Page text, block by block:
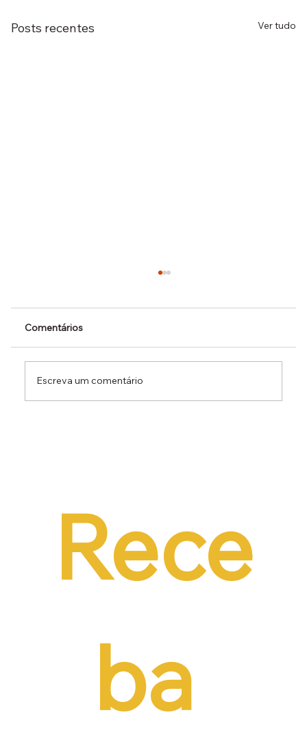
Posts recentes Ver tudo
Comentários
Escreva um comentário
Rece
ba